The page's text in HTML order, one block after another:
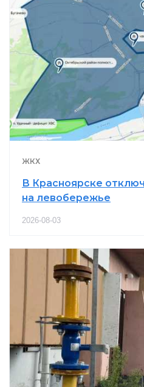
ЖКХ
В Красноярске
на левобережье
2026-08-03